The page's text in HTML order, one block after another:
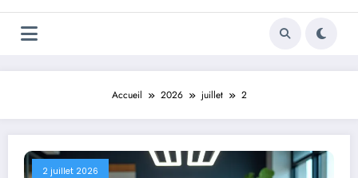
Accueil 2026 juillet 2
2 juillet 2026